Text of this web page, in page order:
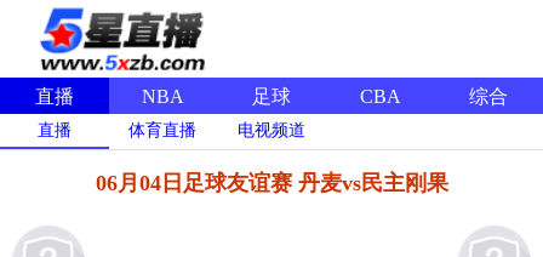
直播 NBA 足球 CBA 综合
直播 体育直播 电视频道
06月04日足球友谊赛 丹麦vs民主刚果